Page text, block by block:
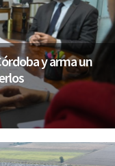
y arma un